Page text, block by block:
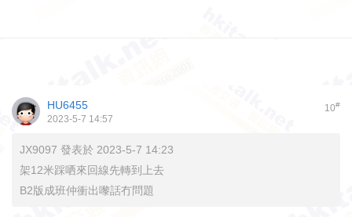
10#
HU6455
2023-5-7 14:57
JX9097 發表於 2023-5-7 14:23
架12米踩哂來回線先轉到上去
B2版成班仲衝出嚟話冇問題